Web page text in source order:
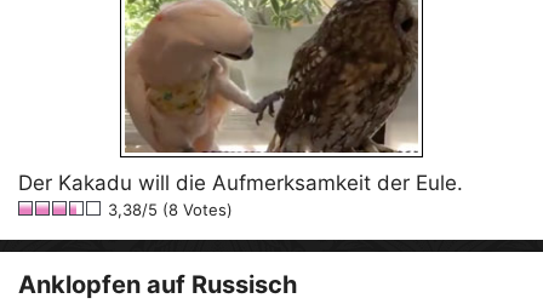
Der Kakadu will die Aufmerksamkeit der Eule.
3,38/5 (8 Votes)
Anklopfen auf Russisch